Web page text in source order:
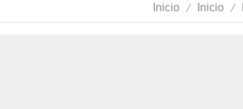
Inicio / Inicio /